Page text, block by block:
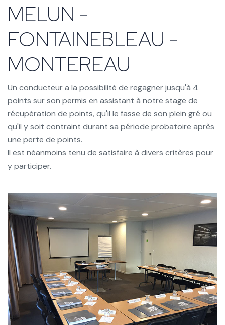
MELUN -
FONTAINEBLEAU -
MONTEREAU
Un conducteur a la possibilité de regagner jusqu'à 4
points sur son permis en assistant à notre stage de
récupération de points, qu'il le fasse de son plein gré ou
qu'il y soit contraint durant sa période probatoire après
une perte de points.
Il est néanmoins tenu de satisfaire à divers critères pour
y participer.